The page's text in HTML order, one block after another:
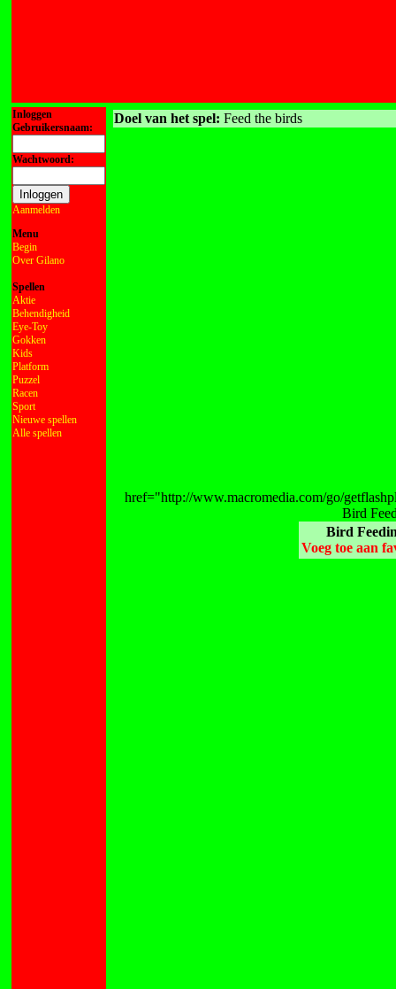
Inloggen
Gebruikersnaam:
Wachtwoord:
Aanmelden
Menu
Begin
Over Gilano
Spellen
Aktie
Behendigheid
Eye-Toy
Gokken
Kids
Platform
Puzzel
Racen
Sport
Nieuwe spellen
Alle spellen
Doel van het spel: Feed the birds
href="http://www.macromedia.com/go/
Bird
Bird
Voeg toe aan